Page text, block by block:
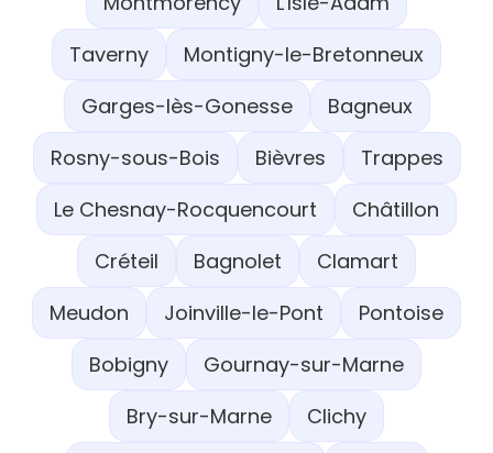
Taverny
Montigny-le-Bretonneux
Garges-lès-Gonesse
Bagneux
Rosny-sous-Bois
Bièvres
Trappes
Le Chesnay-Rocquencourt
Châtillon
Créteil
Bagnolet
Clamart
Meudon
Joinville-le-Pont
Pontoise
Bobigny
Gournay-sur-Marne
Bry-sur-Marne
Clichy